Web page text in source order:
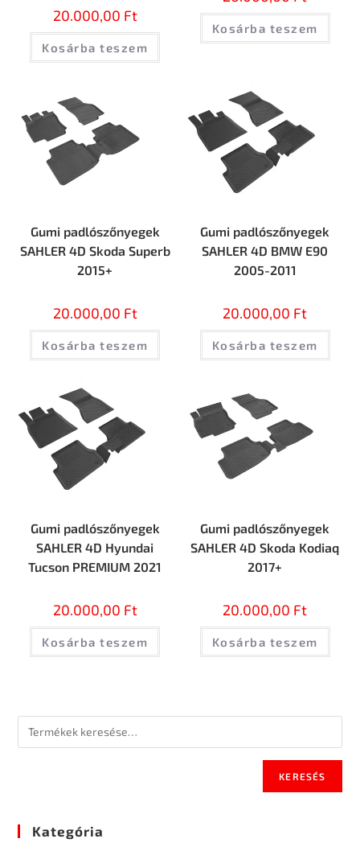
20.000,00 Ft
Kosárba teszem
Kosárba teszem
Gumi padlószőnyegek
SAHLER 4D Skoda Superb
2015+
20.000,00 Ft
Kosárba teszem
Gumi padlószőnyegek
SAHLER 4D BMW E90
2005-2011
20.000,00 Ft
Kosárba teszem
Gumi padlószőnyegek
SAHLER 4D Hyundai
Tucson PREMIUM 2021
20.000,00 Ft
Kosárba teszem
Gumi padlószőnyegek
SAHLER 4D Skoda Kodiaq
2017+
20.000,00 Ft
Kosárba teszem
KERESÉS
Kategória